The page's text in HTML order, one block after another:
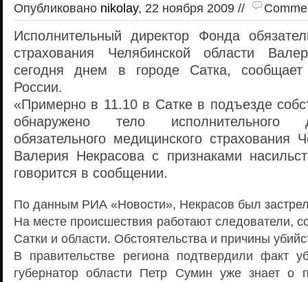
Опубликовано nikolay, 22 ноября 2009 //
Исполнительный директор Фонда
страхования Челябинской области
сегодня днем в городе Сатка,
России.
«Примерно в 11.10 в Сатке в подъезде
обнаружено тело исполнительного
обязательного медицинского страхования
Валерия Некрасова с признаками
говорится в сообщении.
По данным РИА «Новости», Некрасов был
На месте происшествия работают следователи,
Сатки и области. Обстоятельства и причины
В правительстве региона подтвердили факт
губернатор области Петр Сумин уже знает о